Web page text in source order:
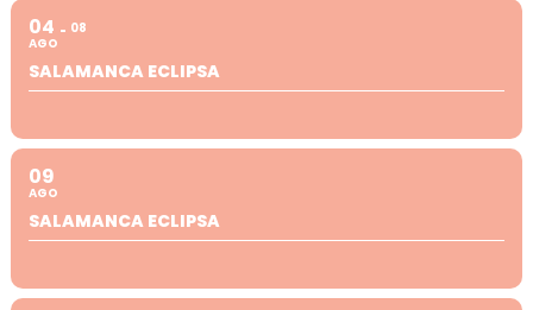
04
AGO
08
SALAMANCA ECLIPSA
09
AGO
SALAMANCA ECLIPSA